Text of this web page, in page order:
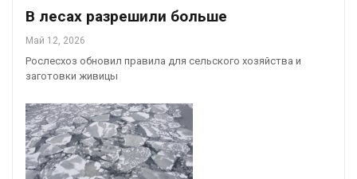
В лесах разрешили больше
Май 12, 2026
Рослесхоз обновил правила для сельского хозяйства и
заготовки живицы